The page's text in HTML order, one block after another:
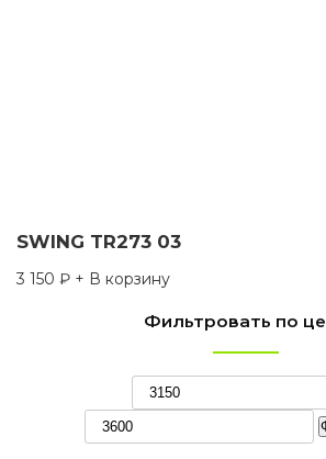
SWING TR273 03
3 150 ₽ + В корзину
Фильтровать по
Минимальная
цена